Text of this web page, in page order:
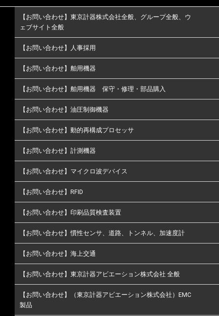
【お問い合わせ】東京計器株式会社全般、グループ全般、ウ
ェブサイト全般
【お問い合わせ】人事採用
【お問い合わせ】舶用機器
【お問い合わせ】舶用機器 保守・修理・部品購入
【お問い合わせ】油圧制御機器
【お問い合わせ】動的再構成プロセッサ
【お問い合わせ】計測機器
【お問い合わせ】マイクロ波デバイス
【お問い合わせ】RFID
【お問い合わせ】印刷品質検査装置
【お問い合わせ】慣性センサ、道路、トンネル、加速度計
【お問い合わせ】海上交通
【お問い合わせ】東京計器アビエーション株式会社 全般
【お問い合わせ】（東京計器アビエーション株式会社）EMC
製品